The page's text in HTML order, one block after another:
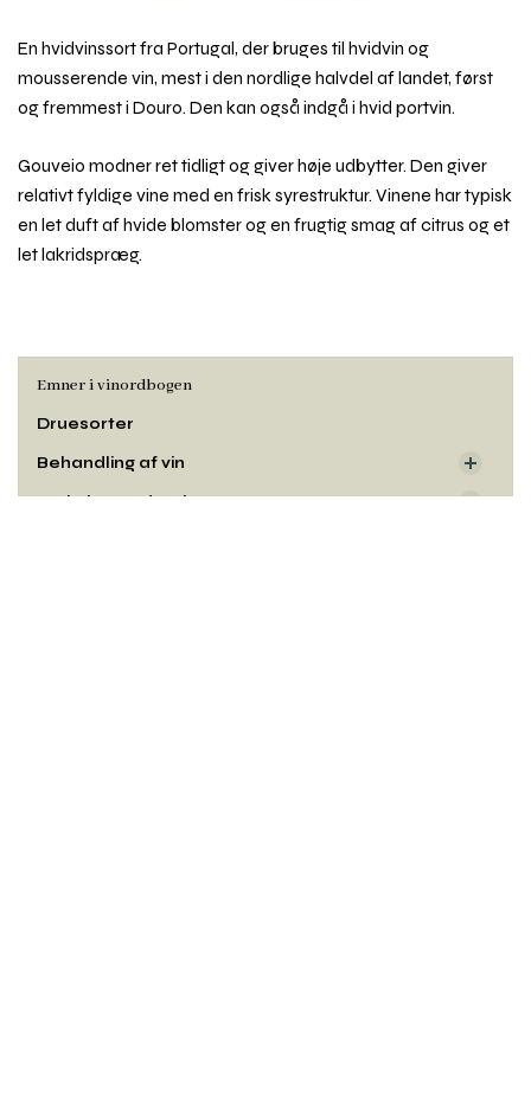
En hvidvinssort fra Portugal, der bruges til hvidvin og
mousserende vin, mest i den nordlige halvdel af landet, først
og fremmest i Douro. Den kan også indgå i hvid portvin.
Gouveio modner ret tidligt og giver høje udbytter. Den giver
relativt fyldige vine med en frisk syrestruktur. Vinene har typisk
en let duft af hvide blomster og en frugtig smag af citrus og et
let lakridspræg.
Emner i vinordbogen
Druesorter
Behandling af vin
Dyrkning og druehøst